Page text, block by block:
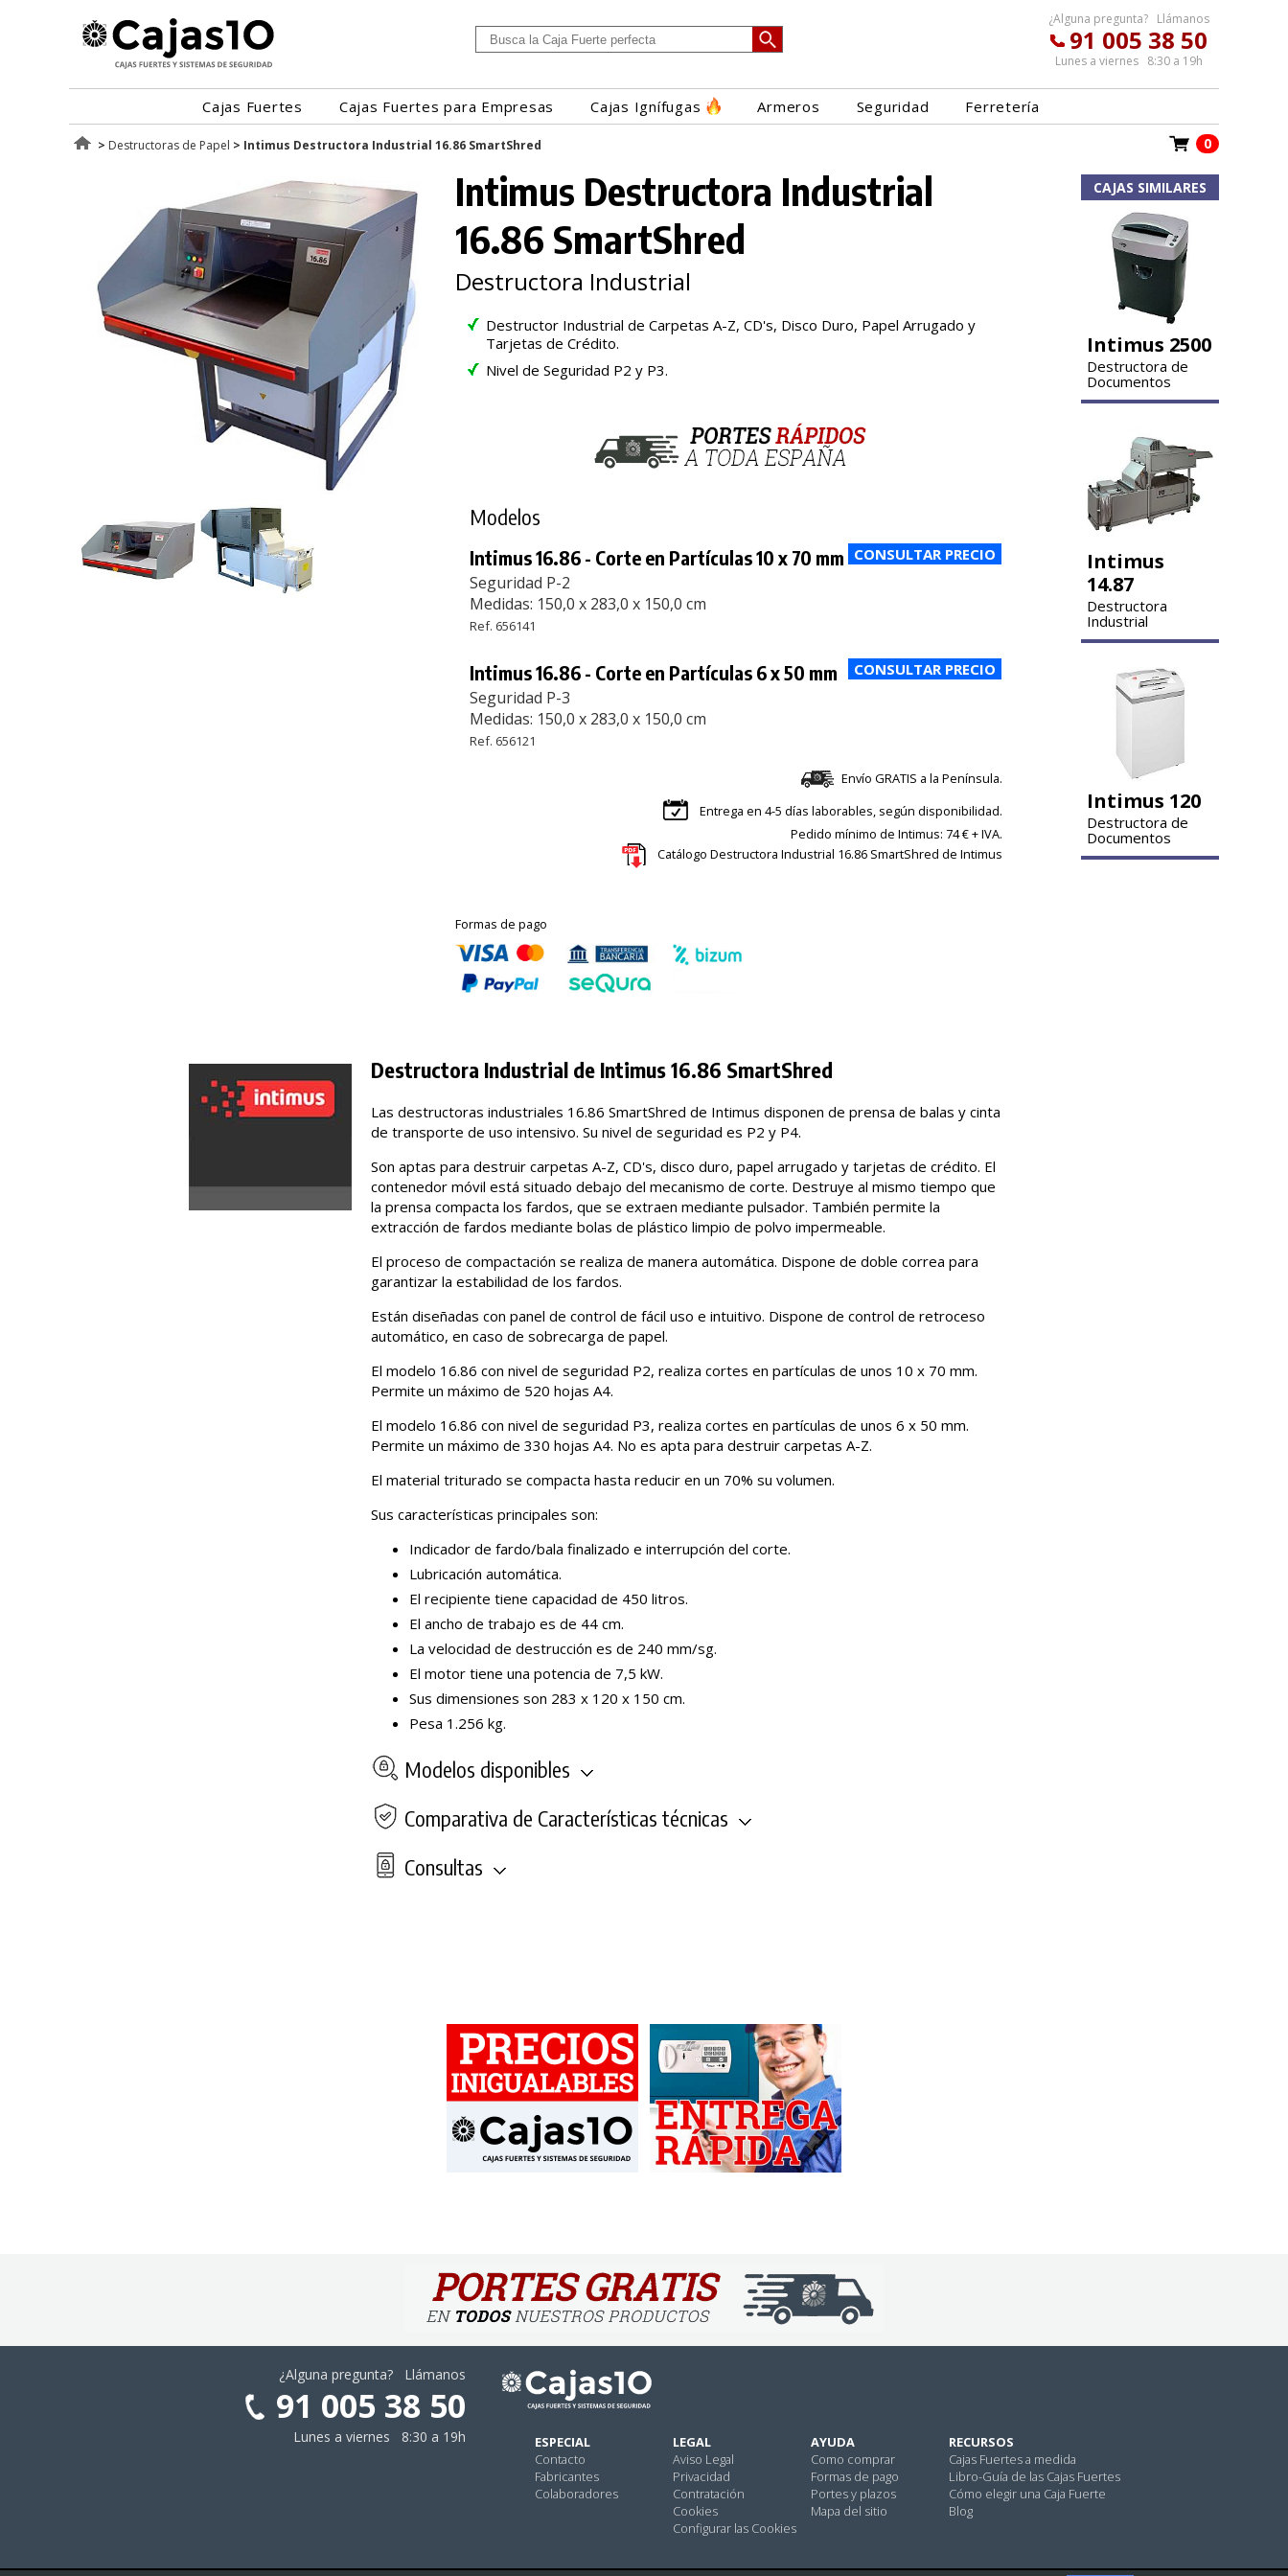
¿Alguna pregunta? Llámanos
91 005 38 50
Lunes a viernes 8:30 a 19h
Cajas Fuertes Cajas Fuertes para Empresas Cajas Ignífugas Armeros Seguridad Ferretería
> Destructoras de Papel > Intimus Destructora Industrial 16.86 SmartShred 0
Intimus Destructora Industrial
16.86 SmartShred
Destructora Industrial
Destructor Industrial de Carpetas A-Z, CD's, Disco Duro, Papel Arrugado y
Tarjetas de Crédito.
Nivel de Seguridad P2 y P3.
Modelos
Intimus 16.86 - Corte en Partículas 10 x 70 mm
Seguridad P-2
Medidas: 150,0 x 283,0 x 150,0 cm
Ref. 656141
Intimus 16.86 - Corte en Partículas 6 x 50 mm
Seguridad P-3
Medidas: 150,0 x 283,0 x 150,0 cm
Ref. 656121
Envío GRATIS a la Península.
Entrega en 4-5 días laborables, según disponibilidad.
Pedido mínimo de Intimus: 74 € + IVA.
Catálogo Destructora Industrial 16.86 SmartShred de Intimus
Formas de pago
Destructora Industrial de Intimus 16.86 SmartShred
Las destructoras industriales 16.86 SmartShred de Intimus disponen de prensa de balas y cinta
de transporte de uso intensivo. Su nivel de seguridad es P2 y P4.
Son aptas para destruir carpetas A-Z, CD's, disco duro, papel arrugado y tarjetas de crédito. El
contenedor móvil está situado debajo del mecanismo de corte. Destruye al mismo tiempo que
la prensa compacta los fardos, que se extraen mediante pulsador. También permite la
extracción de fardos mediante bolas de plástico limpio de polvo impermeable.
El proceso de compactación se realiza de manera automática. Dispone de doble correa para
garantizar la estabilidad de los fardos.
Están diseñadas con panel de control de fácil uso e intuitivo. Dispone de control de retroceso
automático, en caso de sobrecarga de papel.
El modelo 16.86 con nivel de seguridad P2, realiza cortes en partículas de unos 10 x 70 mm.
Permite un máximo de 520 hojas A4.
El modelo 16.86 con nivel de seguridad P3, realiza cortes en partículas de unos 6 x 50 mm.
Permite un máximo de 330 hojas A4. No es apta para destruir carpetas A-Z.
El material triturado se compacta hasta reducir en un 70% su volumen.
Sus características principales son:
Indicador de fardo/bala finalizado e interrupción del corte.
Lubricación automática.
El recipiente tiene capacidad de 450 litros.
El ancho de trabajo es de 44 cm.
La velocidad de destrucción es de 240 mm/sg.
El motor tiene una potencia de 7,5 kW.
Sus dimensiones son 283 x 120 x 150 cm.
Pesa 1.256 kg.
Modelos disponibles
Comparativa de Características técnicas
Consultas
CAJAS SIMILARES
Intimus 2500
Destructora de
Documentos
Intimus
14.87
Destructora
Industrial
Intimus 120
Destructora de
Documentos
¿Alguna pregunta? Llámanos
91 005 38 50
Lunes a viernes 8:30 a 19h
ESPECIAL
Contacto
Fabricantes
Colaboradores
LEGAL
Aviso Legal
Privacidad
Contratación
Cookies
Configurar las Cookies
AYUDA
Como comprar
Formas de pago
Portes y plazos
Mapa del sitio
RECURSOS
Cajas Fuertes a medida
Libro-Guía de las Cajas Fuertes
Cómo elegir una Caja Fuerte
Blog